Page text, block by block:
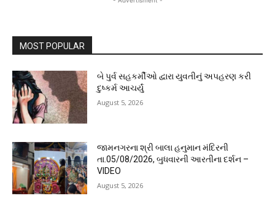
MOST POPULAR
બે પુર્વ સહકર્મીઓ દ્વારા યુવતીનું અપહરણ કરી
દુષ્કર્મ આચર્યું
August 5, 2026
જામનગરના શ્રી બાલા હનુમાન મંદિરની
તા.05/08/2026, બુધવારની આરતીના દર્શન –
VIDEO
August 5, 2026